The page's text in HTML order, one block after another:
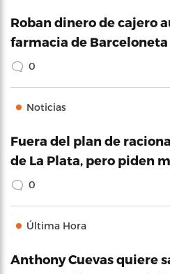
Roban dinero de cajero
farmacia de Barceloneta
0
Noticias
Fuera del plan de
de La Plata, pero piden
0
Última Hora
Anthony Cuevas quiere